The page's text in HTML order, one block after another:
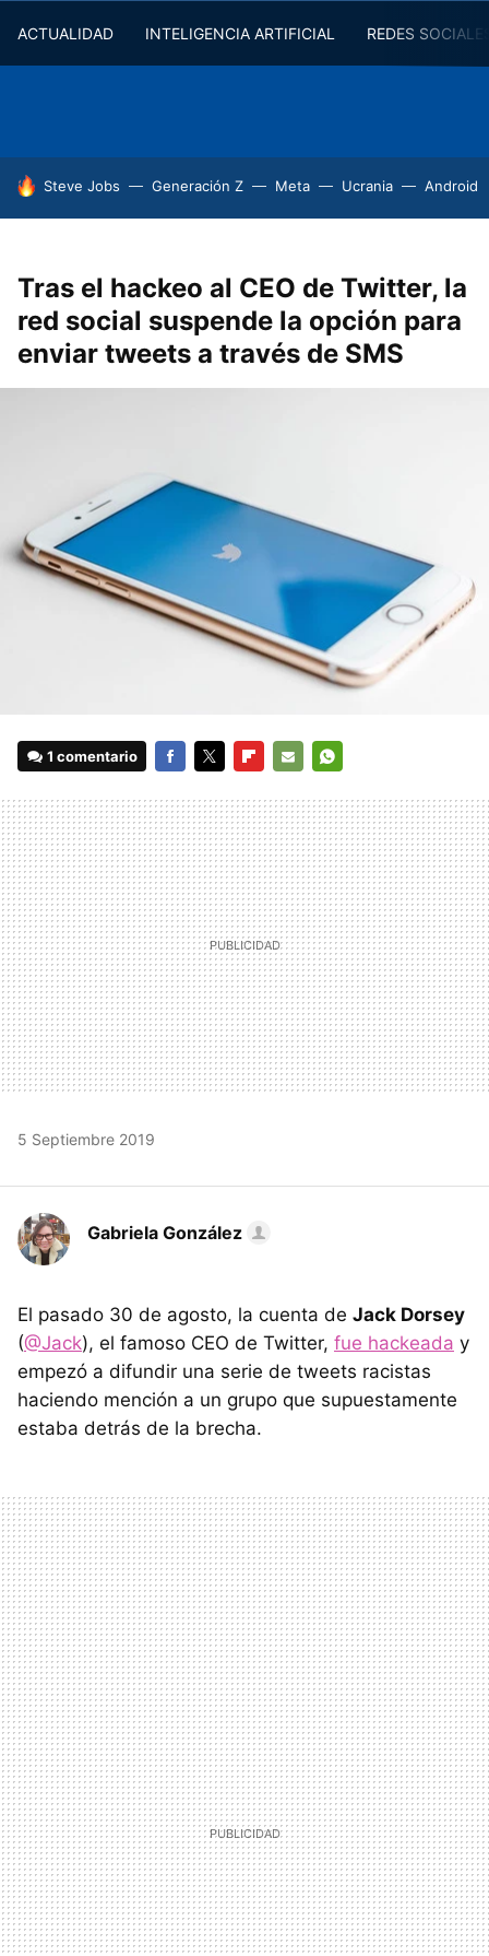
ACTUALIDAD INTELIGENCIA ARTIFICIAL REDES
HOY SE HABLA DE
Steve Jobs Generación Z Meta Ucrania Android
Tras el hackeo al CEO de Twitter, la
red social suspende la opción para
enviar tweets a través de SMS
1 comentario
MAIL
5 Septiembre 2019
Gabriela González
El pasado 30 de agosto, la cuenta de Jack Dorsey
(@Jack), el famoso CEO de Twitter, fue hackeada y
empezó a difundir una serie de tweets racistas
haciendo mención a un grupo que supuestamente
estaba detrás de la brecha.